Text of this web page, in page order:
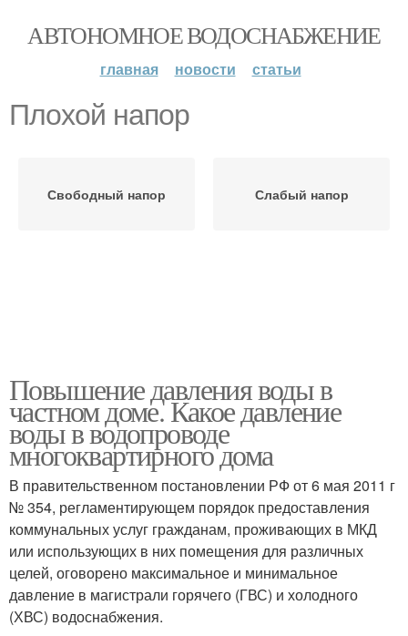
АВТОНОМНОЕ ВОДОСНАБЖЕНИЕ
главная новости статьи
Плохой напор
Свободный напор Слабый напор
Повышение давления воды в
частном доме. Какое давление
воды в водопроводе
многоквартирного дома
В правительственном постановлении РФ от 6 мая 2011 г
№ 354, регламентирующем порядок предоставления
коммунальных услуг гражданам, проживающих в МКД
или использующих в них помещения для различных
целей, оговорено максимальное и минимальное
давление в магистрали горячего (ГВС) и холодного
(ХВС) водоснабжения.